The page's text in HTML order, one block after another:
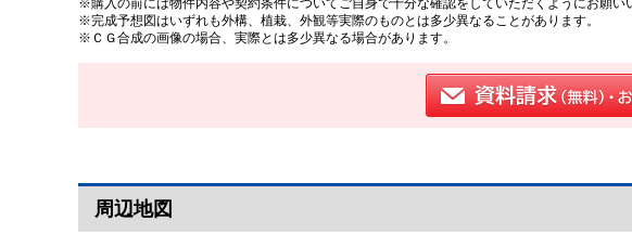
※購入の前には物件内容や契約条件についてご自身で十分な確認をしていただくようにお願い
※完成予想図はいずれも外構、植栽、外観等実際のものとは多少異なることがあります。
※ＣＧ合成の画像の場合、実際とは多少異なる場合があります。
周辺地図